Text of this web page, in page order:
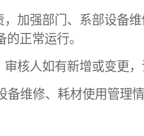
加强部门、系部设备
正常运行。
核人如有新增或变更，
备维修、耗材使用管理